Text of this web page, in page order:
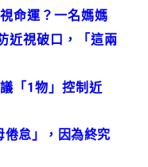
命運？一名媽媽
近視破口，「這兩
「1物」控制近
倦怠」，因為終究